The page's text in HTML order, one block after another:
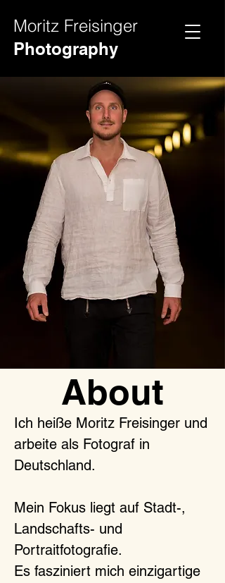
Moritz Freisinger
Photography
About
Ich heiße Moritz Freisinger und
arbeite als Fotograf in
Deutschland.
Mein Fokus liegt auf Stadt-,
Landschafts- und
Portraitfotografie.
Es fasziniert mich einzigartige